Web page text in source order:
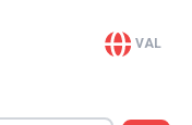
VAL